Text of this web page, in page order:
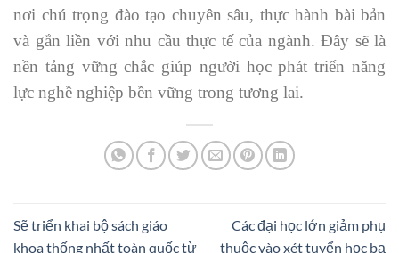
nơi chú trọng đào tạo chuyên sâu, thực hành bài bản
và gắn liền với nhu cầu thực tế của ngành. Đây sẽ là
nền tảng vững chắc giúp người học phát triển năng
lực nghề nghiệp bền vững trong tương lai.
Sẽ triển khai bộ sách giáo
khoa thống nhất toàn quốc từ
Các đại học lớn giảm phụ
thuộc vào xét tuyển học bạ